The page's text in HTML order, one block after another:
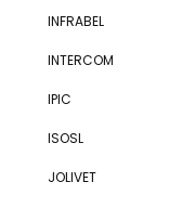
INFRABEL
INTERCOM
IPIC
ISOSL
JOLIVET